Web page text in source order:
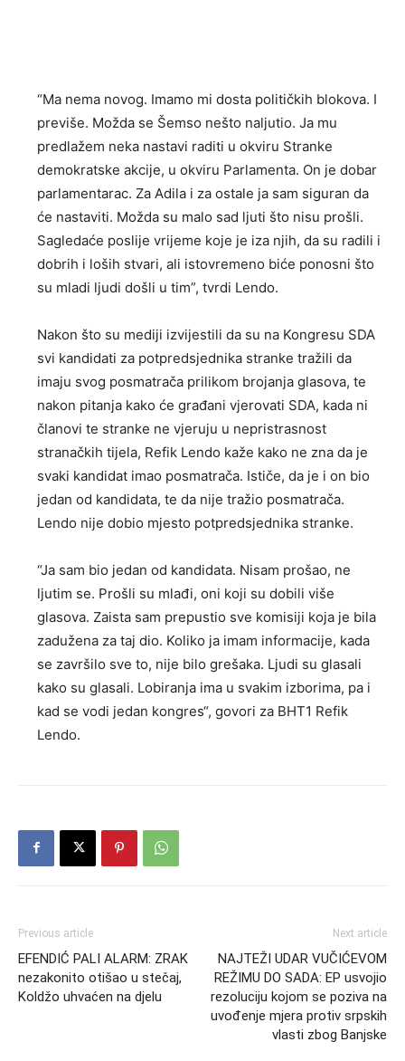
“Ma nema novog. Imamo mi dosta političkih blokova. I
previše. Možda se Šemso nešto naljutio. Ja mu
predlažem neka nastavi raditi u okviru Stranke
demokratske akcije, u okviru Parlamenta. On je dobar
parlamentarac. Za Adila i za ostale ja sam siguran da
će nastaviti. Možda su malo sad ljuti što nisu prošli.
Sagledaće poslije vrijeme koje je iza njih, da su radili i
dobrih i loših stvari, ali istovremeno biće ponosni što
su mladi ljudi došli u tim”, tvrdi Lendo.
Nakon što su mediji izvijestili da su na Kongresu SDA
svi kandidati za potpredsjednika stranke tražili da
imaju svog posmatrača prilikom brojanja glasova, te
nakon pitanja kako će građani vjerovati SDA, kada ni
članovi te stranke ne vjeruju u nepristrasnost
stranačkih tijela, Refik Lendo kaže kako ne zna da je
svaki kandidat imao posmatrača. Ističe, da je i on bio
jedan od kandidata, te da nije tražio posmatrača.
Lendo nije dobio mjesto potpredsjednika stranke.
“Ja sam bio jedan od kandidata. Nisam prošao, ne
ljutim se. Prošli su mlađi, oni koji su dobili više
glasova. Zaista sam prepustio sve komisiji koja je bila
zadužena za taj dio. Koliko ja imam informacije, kada
se završilo sve to, nije bilo grešaka. Ljudi su glasali
kako su glasali. Lobiranja ima u svakim izborima, pa i
kad se vodi jedan kongres“, govori za BHT1 Refik
Lendo.
Previous article
EFENDIĆ PALI ALARM: ZRAK
nezakonito otišao u stečaj,
Koldžo uhvaćen na djelu
Next article
NAJTEŽI UDAR VUČIĆEVOM
REŽIMU DO SADA: EP usvojio
rezoluciju kojom se poziva na
uvođenje mjera protiv srpskih
vlasti zbog Banjske